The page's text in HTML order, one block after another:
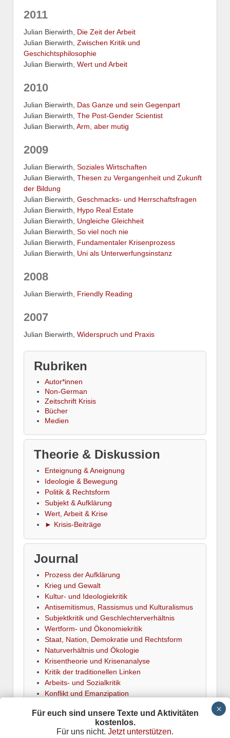
2011
Julian Bierwirth, Die Zeit der Arbeit
Julian Bierwirth, Zwischen Kritik und
Geschichtsphilosophie
Julian Bierwirth, Wert und Arbeit
2010
Julian Bierwirth, Das Ganze und sein Gegenpart
Julian Bierwirth, The Post-Gender Scientist
Julian Bierwirth, Arm, aber mutig
2009
Julian Bierwirth, Soziales Wirtschaften
Julian Bierwirth, Thesen zu Vergangenheit und Zukunft
der Bildung
Julian Bierwirth, Geschmacks- und Herrschaftsfragen
Julian Bierwirth, Hypo Real Estate
Julian Bierwirth, Ungleiche Gleichheit
Julian Bierwirth, So viel noch nie
Julian Bierwirth, Fundamentaler Krisenprozess
Julian Bierwirth, Uni als Unterwerfungsinstanz
2008
Julian Bierwirth, Friendly Reading
2007
Julian Bierwirth, Widerspruch und Praxis
Rubriken
Autor*innen
Non-German
Zeitschrift Krisis
Bücher
Medien
Theorie & Diskussion
Enteignung & Aneignung
Ideologie & Bewegung
Politik & Rechtsform
Subjekt & Aufklärung
Wert, Arbeit & Krise
► Krisis-Beiträge
Journal
Prozess der Aufklärung
Krieg und Gewalt
Kultur- und Ideologiekritik
Antisemitismus, Rassismus und Kulturalismus
Subjektkritik und Geschlechterverhältnis
Wertform- und Ökonomiekritik
Staat, Nation, Demokratie und Rechtsform
Naturverhältnis und Ökologie
Krisentheorie und Krisenanalyse
Kritik der traditionellen Linken
Arbeits- und Sozialkritik
Konflikt und Emanzipation
Für euch sind unsere Texte und Aktivitäten
kostenlos.
Für uns nicht. Jetzt unterstützen.